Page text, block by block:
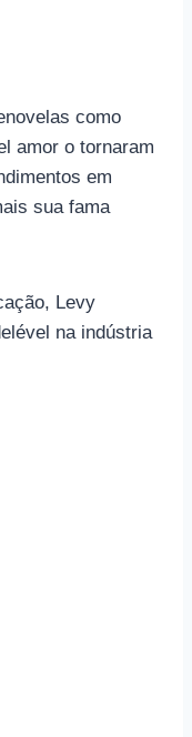
como
amor o tornaram
em
sua fama
Levy
na indústria